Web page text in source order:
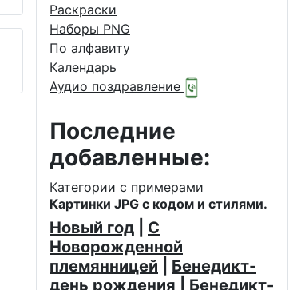
Раскраски
Наборы PNG
По алфавиту
Календарь
Аудио поздравление
Последние
добавленные:
Категории с примерами
Картинки JPG с кодом и стилями.
Новый год
С
Новорожденной
племянницей
Бенедикт-
день рождения
Бенедикт-